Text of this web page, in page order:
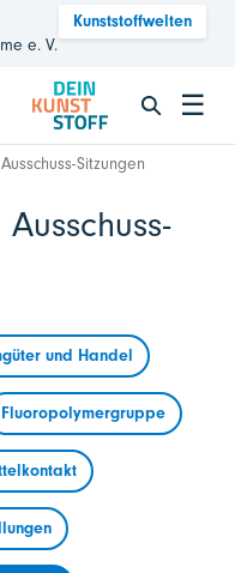
e. V.
Kunststoffwelten
☰
Sitzungen
und Handel
Fluoropolymergruppe